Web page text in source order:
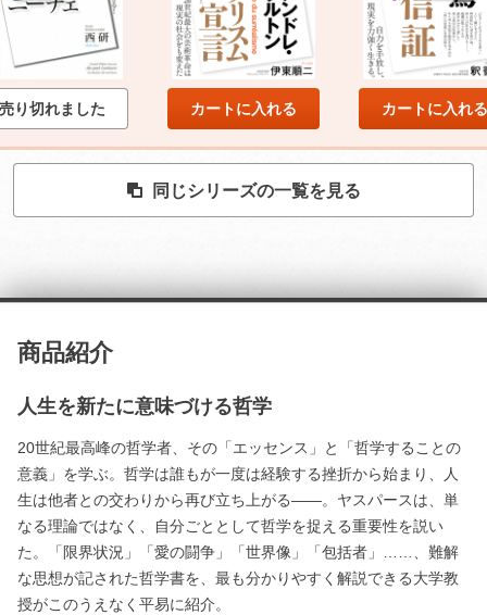
売り切れました カートに入れる カートに入れる
同じシリーズの一覧を見る
商品紹介
人生を新たに意味づける哲学
20世紀最高峰の哲学者、その「エッセンス」と「哲学することの
意義」を学ぶ。哲学は誰もが一度は経験する挫折から始まり、人
生は他者との交わりから再び立ち上がる――。ヤスパースは、単
なる理論ではなく、自分ごととして哲学を捉える重要性を説い
た。「限界状況」「愛の闘争」「世界像」「包括者」……、難解
な思想が記された哲学書を、最も分かりやすく解説できる大学教
授がこのうえなく平易に紹介。